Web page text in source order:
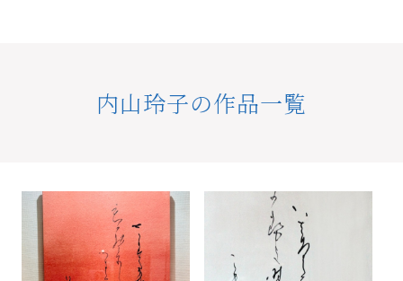
内山玲子の作品一覧